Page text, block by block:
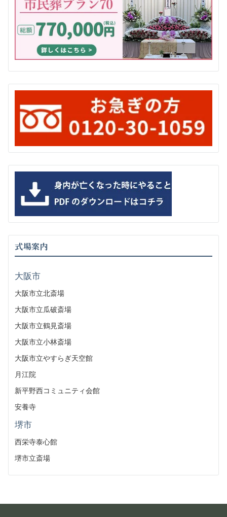
式場案内
大阪市
大阪市立北斎場
大阪市立瓜破斎場
大阪市立鶴見斎場
大阪市立小林斎場
大阪市立やすらぎ天空館
月江院
新平野西コミュニティ会館
安養寺
堺市
西栄寺泰心館
堺市立斎場